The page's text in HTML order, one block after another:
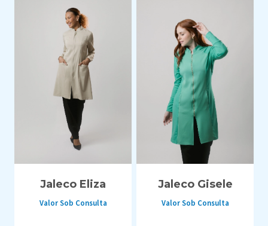
Jaleco Eliza
Valor Sob Consulta
Jaleco Gisele
Valor Sob Consulta